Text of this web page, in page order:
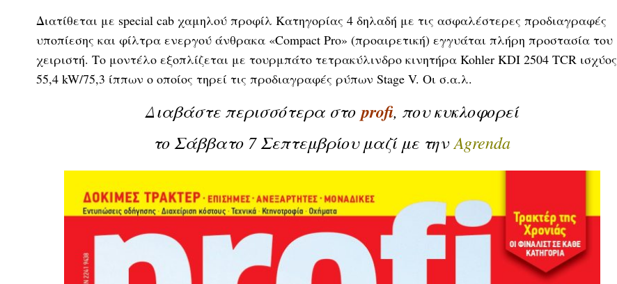
Διατίθεται με special cab χαμηλού προφίλ Κατηγορίας 4 δηλαδή με τις ασφαλέστερες προδιαγραφές
υποπίεσης και φίλτρα ενεργού άνθρακα «Compact Pro» (προαιρετική) εγγυάται πλήρη προστασία του
χειριστή. Το μοντέλο εξοπλίζεται με τουρμπάτο τετρακύλινδρο κινητήρα Kohler KDI 2504 TCR ισχύος
55,4 kW/75,3 ίππων ο οποίος τηρεί τις προδιαγραφές ρύπων Stage V. Οι σ.α.λ.
Διαβάστε περισσότερα στοprofi, που κυκλοφορεί
το Σάββατο 7 Σεπτεμβρίουμαζί με τηνAgrenda